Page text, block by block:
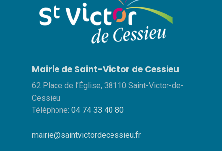
Mairie de Saint-Victor de Cessieu
62 Place de l’Église, 38110 Saint-Victor-de-
Cessieu
Téléphone: 04 74 33 40 80
mairie@saintvictordecessieu.fr